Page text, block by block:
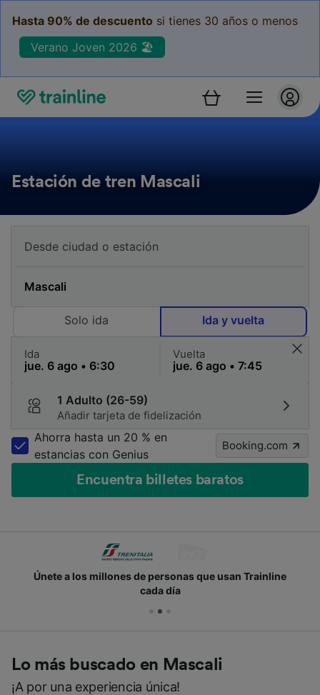
Hasta 90% de descuento si tienes 30 años o menos
Verano Joven 2026 🏖️
Estación de tren Mascali
Solo ida Ida y vuelta
Ida Vuelta
1 Adulto (26-59)
Añadir tarjeta de fidelización
Ahorra hasta un 20 % en
estancias con Genius
Booking.com
Encuentra billetes baratos
Únete a los millones de personas que usan Trainline
cada día
Lo más buscado en Mascali
¡A por una experiencia única!